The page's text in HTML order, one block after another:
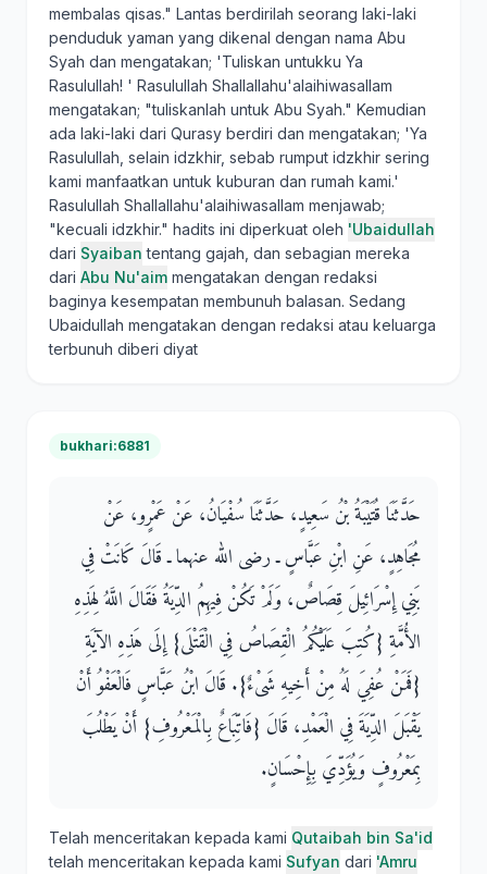
membalas qisas." Lantas berdirilah seorang laki-laki
penduduk yaman yang dikenal dengan nama Abu
Syah dan mengatakan; 'Tuliskan untukku Ya
Rasulullah! ' Rasulullah Shallallahu'alaihiwasallam
mengatakan; "tuliskanlah untuk Abu Syah." Kemudian
ada laki-laki dari Qurasy berdiri dan mengatakan; 'Ya
Rasulullah, selain idzkhir, sebab rumput idzkhir sering
kami manfaatkan untuk kuburan dan rumah kami.'
Rasulullah Shallallahu'alaihiwasallam menjawab;
"kecuali idzkhir." hadits ini diperkuat oleh 'Ubaidullah
dari Syaiban tentang gajah, dan sebagian mereka
dari Abu Nu'aim mengatakan dengan redaksi
baginya kesempatan membunuh balasan. Sedang
Ubaidullah mengatakan dengan redaksi atau keluarga
terbunuh diberi diyat
bukhari:6881
حَدَّثَنَا قُتَيْبَةُ بْنُ سَعِيدٍ، حَدَّثَنَا سُفْيَانُ، عَنْ عَمْرٍو، عَنْ
مُجَاهِدٍ، عَنِ ابْنِ عَبَّاسٍ ـ رضى الله عنهما ـ قَالَ كَانَتْ فِي
بَنِي إِسْرَائِيلَ قِصَاصٌ، وَلَمْ تَكُنْ فِيهِمُ الدِّيَةُ فَقَالَ اللَّهُ لِهَذِهِ
الأُمَّةِ ‏{‏كُتِبَ عَلَيْكُمُ الْقِصَاصُ فِي الْقَتْلَى‏}‏ إِلَى هَذِهِ الآيَةِ
‏{‏فَمَنْ عُفِيَ لَهُ مِنْ أَخِيهِ شَىْءٌ‏}‏‏.‏ قَالَ ابْنُ عَبَّاسٍ فَالْعَفْوُ أَنْ
يَقْبَلَ الدِّيَةَ فِي الْعَمْدِ، قَالَ ‏{‏فَاتِّبَاعٌ بِالْمَعْرُوفِ‏}‏ أَنْ يَطْلُبَ
بِمَعْرُوفٍ وَيُؤَدِّيَ بِإِحْسَانٍ‏.‏
Telah menceritakan kepada kami Qutaibah bin Sa'id
telah menceritakan kepada kami Sufyan dari 'Amru